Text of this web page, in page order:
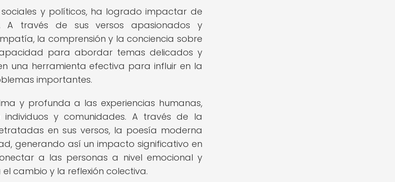
y políticos, ha logrado impactar de
A través de sus versos apasionados y
la comprensión y la conciencia sobre
para abordar temas delicados y
una herramienta efectiva para influir en la
importantes.
y profunda a las experiencias humanas,
y comunidades. A través de la
en sus versos, la poesía moderna
generando así un impacto significativo en
a las personas a nivel emocional y
cambio y la reflexión colectiva.